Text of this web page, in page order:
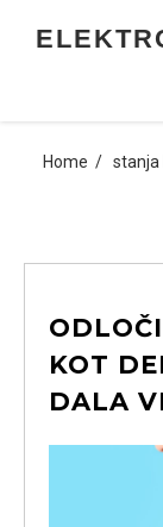
Home stanja
KOT
DALA